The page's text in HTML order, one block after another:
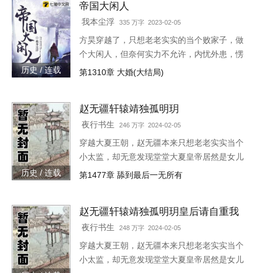
“陛下，本宫来侍寝。”女皇帝情急之下连忙吹
灭灯火，“小赵子，你替朕伺候皇后，以后便是
朕的心腹！”
历史 / 连载
帝国大闲人
我本尘浮 335 万字 2023-02-05
方昊穿越了，只想老老实实的当个败家子，做
个大闲人，但奈何实力不允许，内忧外患，愣
是把一个败家子逼成了救世主，无所不能！种
第1310章 大婚(大结局)
历史 / 连载
赵无疆轩辕靖独孤明玥
夜行书生 246 万字 2024-02-05
穿越大夏王朝，赵无疆本来只想老老实实当个
小太监，却无意发现堂堂大夏皇帝居然是女儿
身！“大胆奴才，竟然还没净身，朕诛你九
“陛下，本宫来侍寝。”女皇帝情急之下连忙吹
灭灯火，“小赵子，你替朕伺候皇后，以后便是
朕的心腹！”
第1477章 舔到最后一无所有
赵无疆轩辕靖独孤明玥皇后请自重我
真不想代替陛下呀最新章节在线
夜行书生 248 万字 2024-02-05
穿越大夏王朝，赵无疆本来只想老老实实当个
小太监，却无意发现堂堂大夏皇帝居然是女儿